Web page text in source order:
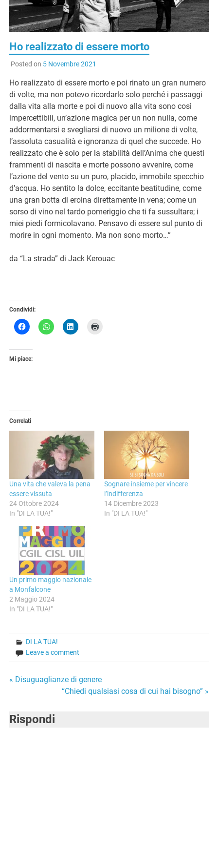
Ho realizzato di essere morto
Posted on 5 Novembre 2021
Ho realizzato di essere morto e poi rinato un gran numero
di volte, ma non potevo ricordarlo solo perché i passaggi
dalla vita alla morte e poi di nuovo alla vita sono così
impercettibili, un’azione magica per un non nulla, come
addormentarsi e svegliarsi di nuovo un milione di volte,
l’assoluta casualità e ignoranza di quel che succede. Ho
realizzato che è solo per la stabilità dell’Anima che questi
frammenti di nascita e morte possono avvenire, come
l’azione del vento su un puro, placido, immobile specchio
d’acqua. Ho sentito la dolce, eccitante beatitudine, come
una gran botta di eroina direttamente in vena; come un
sorso di vino nel tardo pomeriggio che ti fa sussultare; i
miei piedi formicolavano. Pensavo di essere sul punto di
morire in ogni momento. Ma non sono morto…”
da “La strada” di Jack Kerouac
Condividi:
Mi piace:
Correlati
Una vita che valeva la pena
essere vissuta
24 Ottobre 2024
In "DI LA TUA!"
Sognare insieme per vincere
l’indifferenza
14 Dicembre 2023
In "DI LA TUA!"
Un primo maggio nazionale
a Monfalcone
2 Maggio 2024
In "DI LA TUA!"
DI LA TUA!
Leave a comment
Navigazione
« Disuguaglianze di genere
“Chiedi qualsiasi cosa di cui hai bisogno” »
Rispondi